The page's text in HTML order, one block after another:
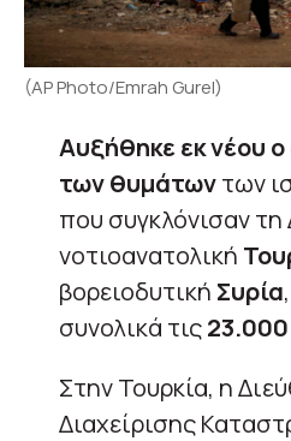
(AP Photo/Emrah Gurel)
Αυξήθηκε εκ νέου
των θυμάτωντων
που συγκλόνισαν τη
νοτιοανατολική
βορειοδυτική Συρία
συνολικά τις23.000
Στην Τουρκία, η
Διαχείρισης